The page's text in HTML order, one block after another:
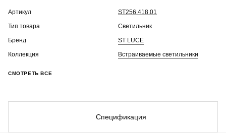
Артикул
ST256.418.01
Тип товара
Светильник
Бренд
ST LUCE
Коллекция
Встраиваемые светильники
СМОТРЕТЬ ВСЕ
Спецификация